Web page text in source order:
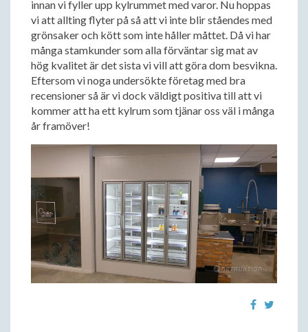
innan vi fyller upp kylrummet med varor. Nu hoppas
vi att allting flyter på så att vi inte blir ståendes med
grönsaker och kött som inte håller måttet. Då vi har
många stamkunder som alla förväntar sig mat av
hög kvalitet är det sista vi vill att göra dom besvikna.
Eftersom vi noga undersökte företag med bra
recensioner så är vi dock väldigt positiva till att vi
kommer att ha ett kylrum som tjänar oss väl i många
år framöver!